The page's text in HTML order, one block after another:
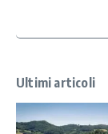
Ultimi articoli